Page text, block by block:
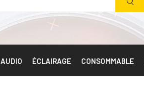
AUDIO ÉCLAIRAGE CONSOMMABLE